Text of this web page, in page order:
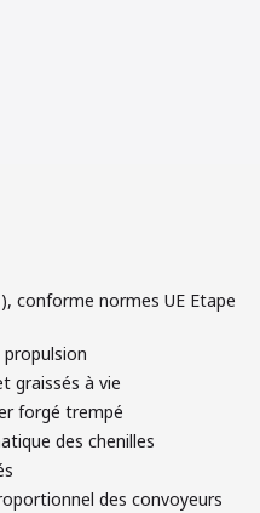
conforme normes UE Etape
graissés à vie
forgé trempé
des chenilles
des convoyeurs